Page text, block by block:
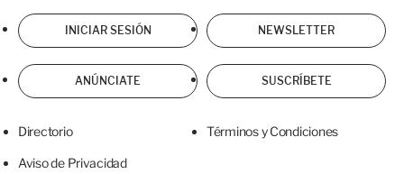
INICIAR SESIÓN NEWSLETTER
ANÚNCIATE SUSCRÍBETE
Directorio Términos y Condiciones
Aviso de Privacidad